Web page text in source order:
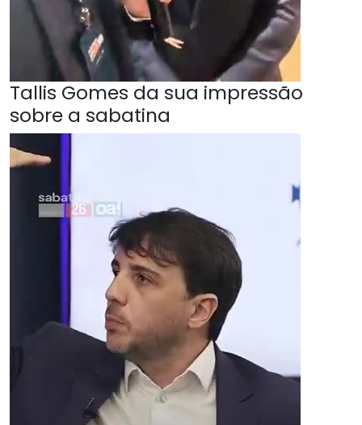
Tallis Gomes da sua impressão
sobre a sabatina